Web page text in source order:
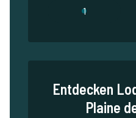
1
Entdecken
Plaine